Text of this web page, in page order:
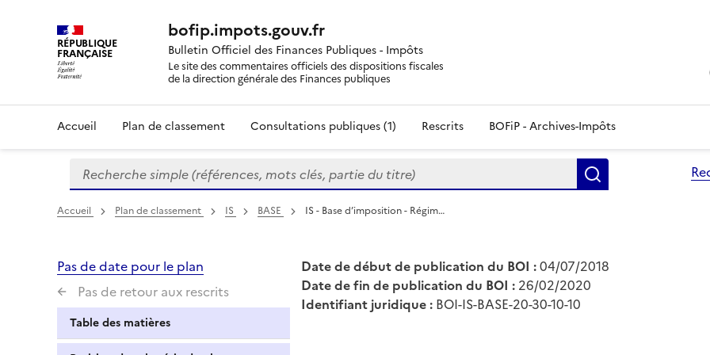
RÉPUBLIQUE
FRANÇAISE
bofip.impots.gouv.fr
Bulletin Officiel des Finances Publiques - Impôts
Le site des commentaires officiels des dispositions fiscales
de la direction générale des Finances publiques
Accueil Plan de classement Consultations publiques (1) Rescrits BOFiP - Archives-Impôts
Formulaire
de
recherche
Recherche simple (références, mots clés, partie du titre)
Accueil Plan de classement IS BASE IS - Base d’imposition - Régim…
Pas de date pour le plan
Pas de retour aux rescrits
Table des matières
Date de début de publication du BOI :04/07/2018
Date de fin de publication du BOI : 26/02/2020
Identifiant juridique : BOI-IS-BASE-20-30-10-10